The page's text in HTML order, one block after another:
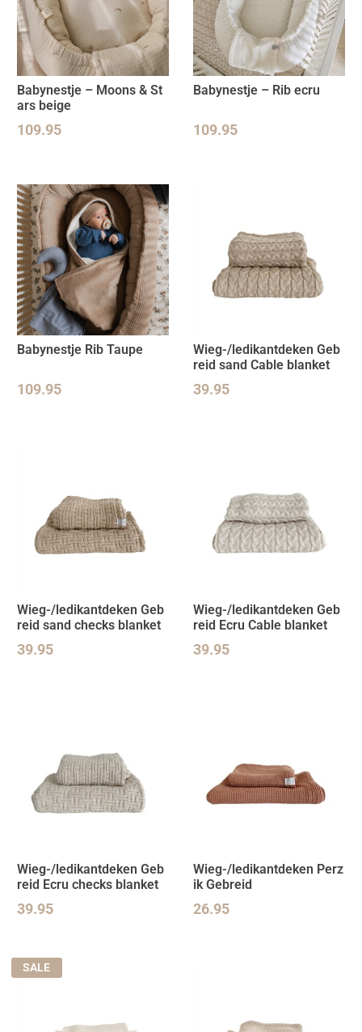
Babynestje – Moons & St
ars beige
109.95
Babynestje – Rib ecru
109.95
Babynestje Rib Taupe
109.95
Wieg-/ledikantdeken Geb
reid sand Cable blanket
39.95
Wieg-/ledikantdeken Geb
reid sand checks blanket
39.95
Wieg-/ledikantdeken Geb
reid Ecru Cable blanket
39.95
Wieg-/ledikantdeken Geb
reid Ecru checks blanket
39.95
Wieg-/ledikantdeken Perz
ik Gebreid
26.95
SALE